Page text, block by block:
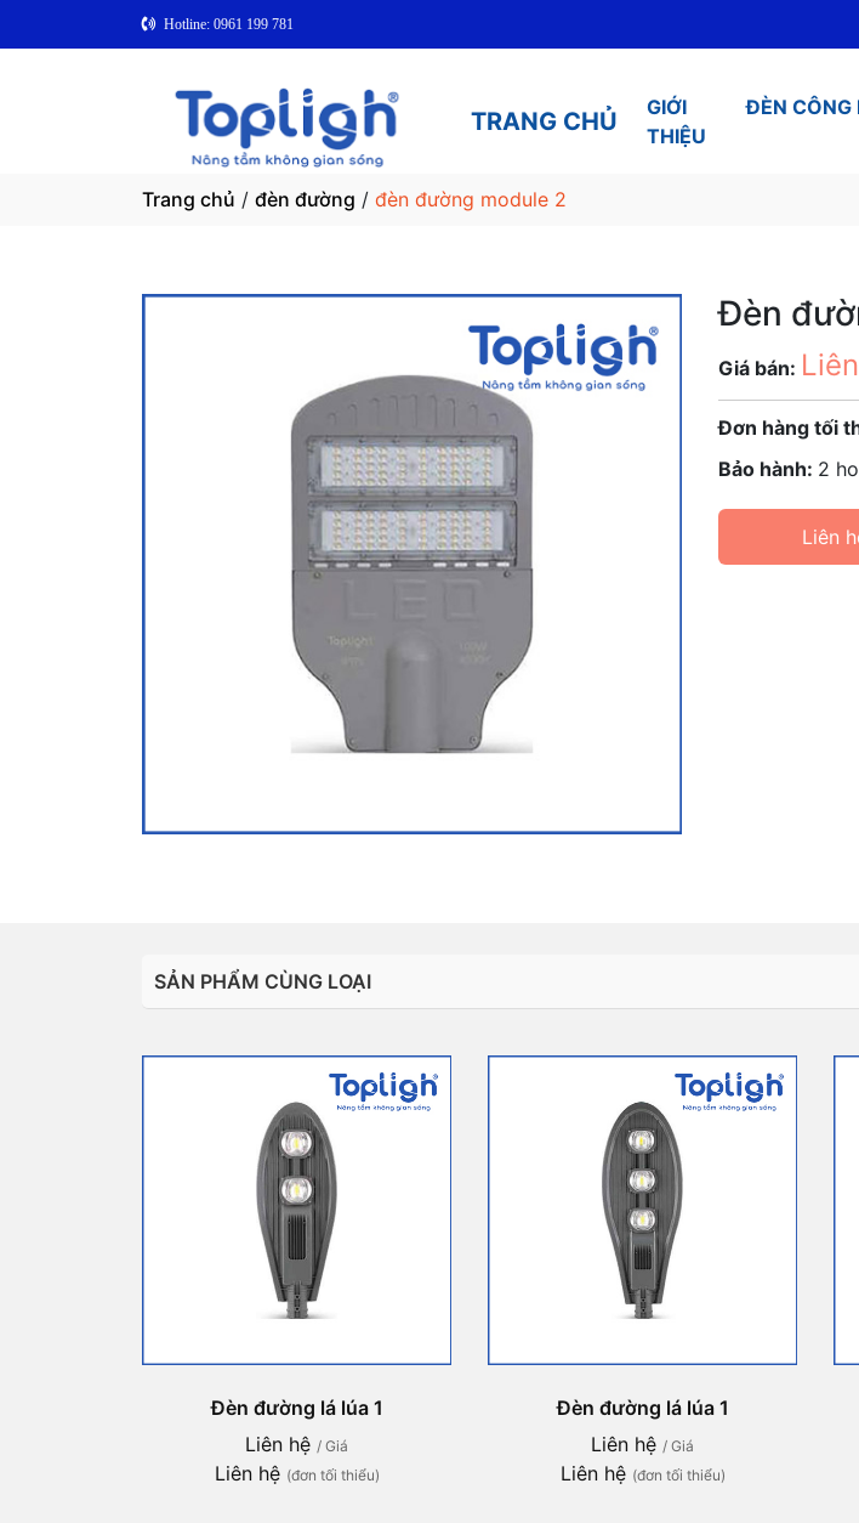
Hotline: 0961 199 781
TRANG CHỦ
GIỚI
THIỆU
ĐÈN CÔNG
Trang chủ / đèn đường / đèn đường module 2
Đèn
Giá bán:
Đơn hàng tối
Bảo hành: 2
Liên
SẢN PHẨM CÙNG LOẠI
Đèn đường lá lúa 1
Liên hệ / Giá
Liên hệ (đơn tối thiểu)
Đèn đường lá lúa 1
Liên hệ / Giá
Liên hệ (đơn tối thiểu)